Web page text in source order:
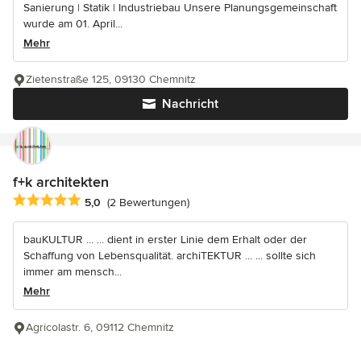
Sanierung | Statik | Industriebau Unsere Planungsgemeinschaft
wurde am 01. April...
Mehr
Nachricht
Zietenstraße 125, 09130 Chemnitz
f+k architekten
Durchschnittliche Bewertung: 5 von 5 Sternen
5,0 (2 Bewertungen)
bauKULTUR ... ... dient in erster Linie dem Erhalt oder der
Schaffung von Lebensqualität. archiTEKTUR ... ... sollte sich
immer am mensch...
Mehr
Agricolastr. 6, 09112 Chemnitz